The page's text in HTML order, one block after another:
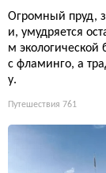
Огромный пруд,
и, умудряется
м экологической
с фламинго, а
у.
Путешествия 761